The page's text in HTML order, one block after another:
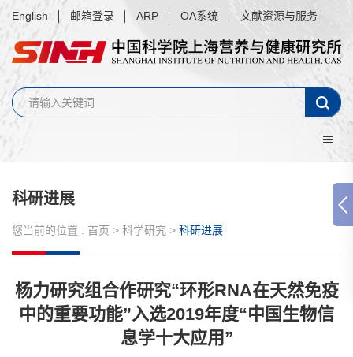
English 邮箱登录 ARP OA系统 文献资源与服务
科研进展
您当前的位置 : 首页 > 科学研究 > 科研进展
杨力研究组合作研究“环形RNA在天然免疫
中的重要功能”入选2019年度“中国生物信
息学十大应用”